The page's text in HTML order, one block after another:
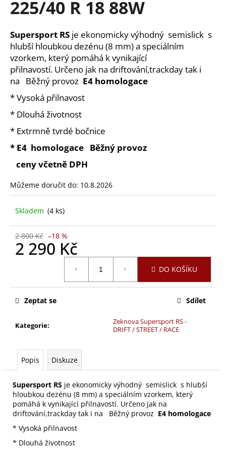
225/40 R 18 88W
Supersport RS je ekonomicky výhodný semislick s
hlubší hloubkou dezénu (8 mm) a speciálním
vzorkem, který pomáhá k vynikající
přilnavostí. Určeno jak na driftování,trackday tak i
na
Běžný provoz E4 homologace
* Vysoká přilnavost
* Dlouhá životnost
* Extrmně tvrdé bočnice
* E4 homologace Běžný provoz
ceny včetně DPH
Můžeme doručit do: 10.8.2026
Skladem (4 ks)
2 800 Kč –18 %
2 290 Kč
DO KOŠÍKU
Kategorie:
Zeknova Supersport RS -
DRIFT / STREET / RACE
Zeptat se Sdílet
Popis Diskuze
Supersport RS je ekonomicky výhodný semislick s hlubší
hloubkou dezénu (8 mm) a speciálním vzorkem, který
pomáhá k vynikající přilnavostí. Určeno jak na
driftování,trackday tak i na
Běžný provoz E4 homologace
* Vysoká přilnavost
* Dlouhá životnost
a
í
t
?
HLEDAT
D
p
o
u
č
u